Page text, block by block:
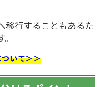
移行することもあるた
いて＞＞